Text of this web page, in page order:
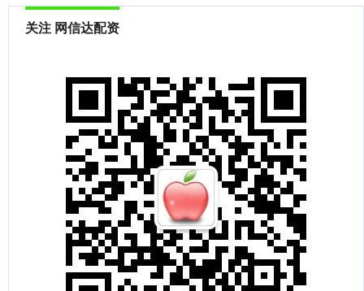
关注 网信达配资